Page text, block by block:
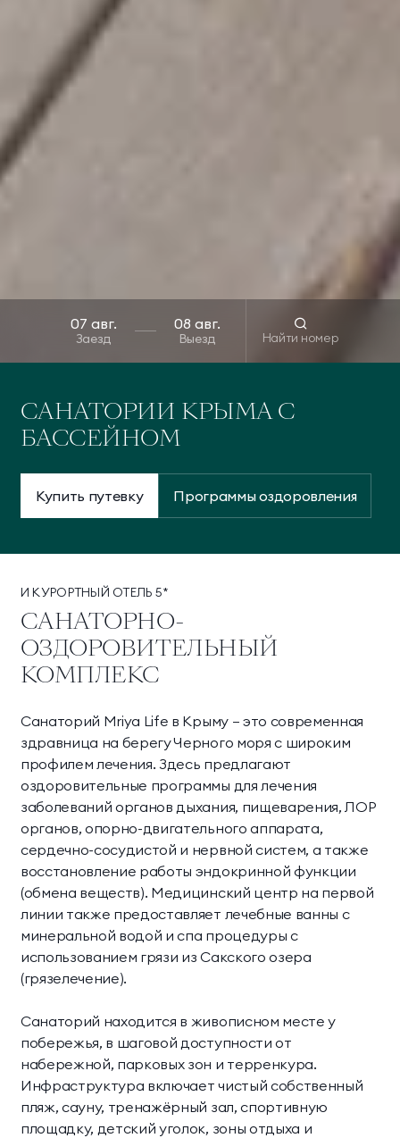
САНАТОРИИ КРЫМА С
БАССЕЙНОМ
Купить путевку Программы оздоровления
Заезд Выезд Найти номер
И КУРОРТНЫЙ ОТЕЛЬ 5*
САНАТОРНО-
ОЗДОРОВИТЕЛЬНЫЙ
КОМПЛЕКС
Санаторий Mriya Life в Крыму — это современная
здравница на берегу Черного моря с широким
профилем лечения. Здесь предлагают
оздоровительные программы для лечения
заболеваний органов дыхания, пищеварения, ЛОР
органов, опорно-двигательного аппарата,
сердечно-сосудистой и нервной систем, а также
восстановление работы эндокринной функции
(обмена веществ). Медицинский центр на первой
линии также предоставляет лечебные ванны с
минеральной водой и спа процедуры с
использованием грязи из Сакского озера
(грязелечение).
Санаторий находится в живописном месте у
побережья, в шаговой доступности от
набережной, парковых зон и терренкура.
Инфраструктура включает чистый собственный
пляж, сауну, тренажёрный зал, спортивную
площадку, детский уголок, зоны отдыха и